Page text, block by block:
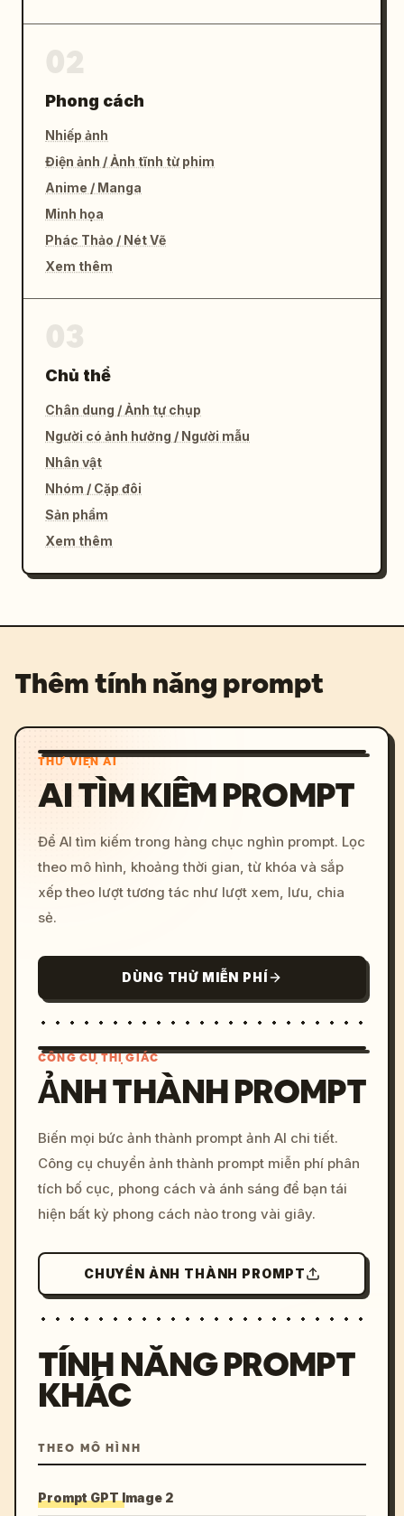
Phong cách
Nhiếp ảnh
Điện ảnh / Ảnh tĩnh từ phim
Anime / Manga
Minh họa
Phác Thảo / Nét Vẽ
Xem thêm
Chủ thể
Chân dung / Ảnh tự chụp
Người có ảnh hưởng / Người mẫu
Nhân vật
Nhóm / Cặp đôi
Sản phẩm
Xem thêm
Thêm tính năng prompt
THƯ VIỆN AI
AI TÌM KIẾM PROMPT
Để AI tìm kiếm trong hàng chục nghìn prompt. Lọc
theo mô hình, khoảng thời gian, từ khóa và sắp
xếp theo lượt tương tác như lượt xem, lưu, chia
sẻ.
DÙNG THỬ MIỄN PHÍ
c, cyberpunk sunset, neon
colors, 8k --v 6.0
CÔNG CỤ THỊ GIÁC
ẢNH THÀNH PROMPT
Biến mọi bức ảnh thành prompt ảnh AI chi tiết.
Công cụ chuyển ảnh thành prompt miễn phí phân
tích bố cục, phong cách và ánh sáng để bạn tái
hiện bất kỳ phong cách nào trong vài giây.
CHUYỂN ẢNH THÀNH PROMPT
TÍNH NĂNG PROMPT
KHÁC
THEO MÔ HÌNH
Prompt GPT Image 2